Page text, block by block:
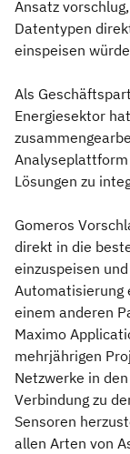
Ansatz
Datentypen
einspeisen
Als
Energiesektor
Lösungen zu
Gomeros
direkt in die
einzuspeisen
Automatisierung
einem anderen
Maximo
mehrjährigen
Netzwerke in
Verbindung zu
Sensoren
allen Arten von